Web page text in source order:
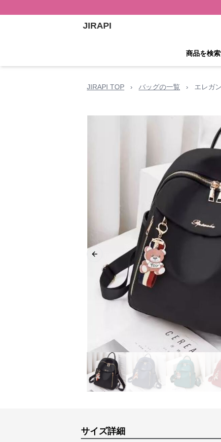
JIRAPI
商品を検
JIRAPI TOP › バッグの一覧 › エレガ
Previous slide
サイズ詳細